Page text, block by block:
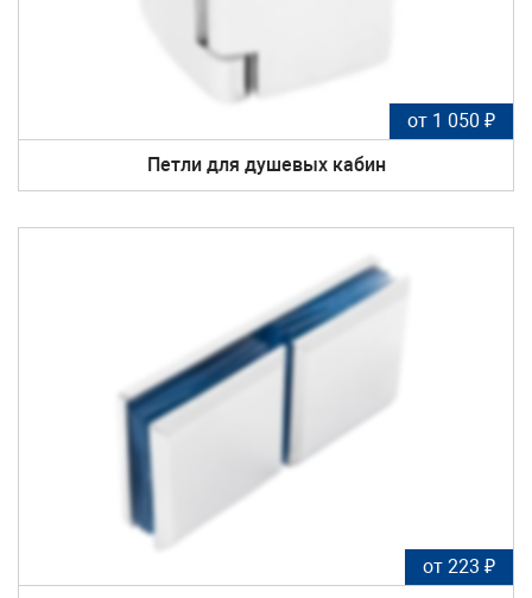
от 1 050 ₽
Петли для душевых кабин
от 223 ₽